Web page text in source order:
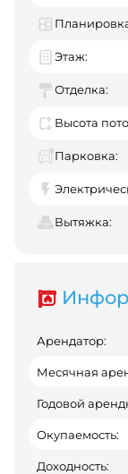
Этаж:
Отделка:
Высота
Парковка:
Вытяжка:
Арендатор:
Месячная
Годовой
Окупаемость:
Доходность: